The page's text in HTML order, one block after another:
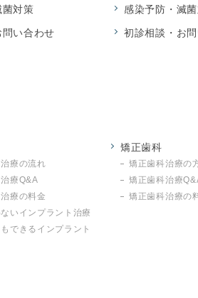
菌対策
い合わせ
感染予防・滅
初診相談・お
療の流れ
療Q&A
療の料金
いインプラント治療
できるインプラント
矯正歯科
矯正歯科治療の
矯正歯科治療
矯正歯科治療の